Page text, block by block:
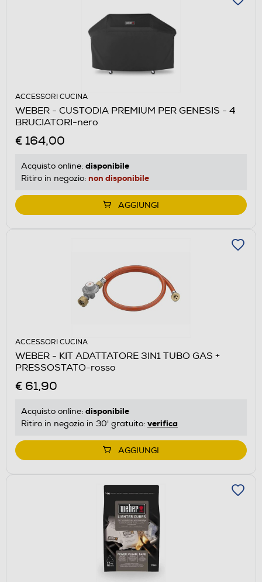
ACCESSORI CUCINA
WEBER - CUSTODIA PREMIUM PER GENESIS - 4
BRUCIATORI-nero
€ 164,00
Acquisto online: disponibile
Ritiro in negozio: non disponibile
AGGIUNGI
ACCESSORI CUCINA
WEBER - KIT ADATTATORE 3IN1 TUBO GAS +
PRESSOSTATO-rosso
€ 61,90
Acquisto online: disponibile
Ritiro in negozio in 30' gratuito: verifica
AGGIUNGI